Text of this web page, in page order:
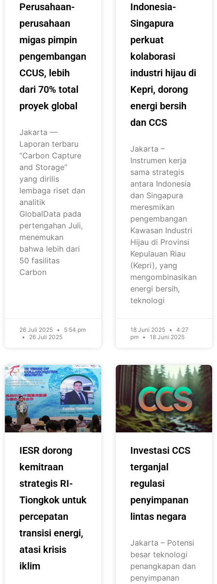
Perusahaan-
perusahaan
migas pimpin
pengembangan
CCUS, lebih
dari 70% total
proyek global
Jakarta —
Laporan terbaru
“Carbon Capture
and Storage”
yang dirilis
lembaga riset dan
analitik
GlobalData pada
pertengahan Juli,
menemukan
bahwa lebih dari
50 fasilitas
Carbon
26 Juli 2025
5:54 pm
26 Juli 2025
Indonesia-
Singapura
perkuat
kolaborasi
industri hijau di
Kepri, dorong
energi bersih
dan CCS
Jakarta –
Instrumen kerja
sama strategis
antara Indonesia
dan Singapura
meresmikan
pengembangan
Kawasan Industri
Hijau di Provinsi
Kepulauan Riau
(Kepri), yang
mengombinasikan
energi bersih,
teknologi
18 Juni 2025
4:27
pm
18 Juni 2025
IESR dorong
kemitraan
strategis RI-
Tiongkok untuk
percepatan
transisi energi,
atasi krisis
iklim
Investasi CCS
terganjal
regulasi
penyimpanan
lintas negara
Jakarta – Potensi
besar teknologi
penangkapan dan
penyimpanan